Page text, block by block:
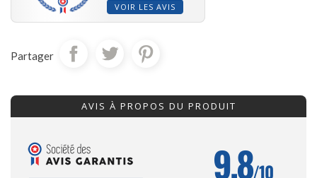
VOIR LES AVIS
Partager
AVIS À PROPOS DU PRODUIT
9.8/10